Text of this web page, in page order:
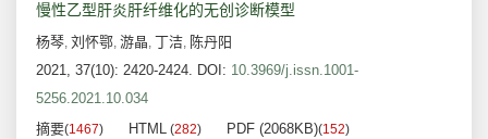
慢性乙型肝炎肝纤维化的无创诊断模型
杨琴, 刘怀鄂, 游晶, 丁洁, 陈丹阳
2021, 37(10): 2420-2424. DOI: 10.3969/j.issn.1001-
5256.2021.10.034
摘要(1467) HTML (282) PDF (2068KB)(152)